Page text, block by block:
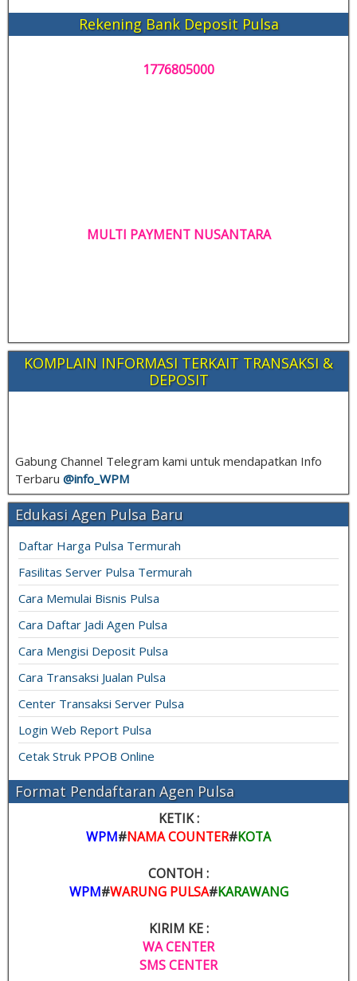
Rekening Bank Deposit Pulsa
1776805000
MULTI PAYMENT NUSANTARA
KOMPLAIN INFORMASI TERKAIT TRANSAKSI &
DEPOSIT
Gabung Channel Telegram kami untuk mendapatkan Info
Terbaru @info_ WPM
Edukasi Agen Pulsa Baru
Daftar Harga Pulsa Termurah
Fasilitas Server Pulsa Termurah
Cara Memulai Bisnis Pulsa
Cara Daftar Jadi Agen Pulsa
Cara Mengisi Deposit Pulsa
Cara Transaksi Jualan Pulsa
Center Transaksi Server Pulsa
Login Web Report Pulsa
Cetak Struk PPOB Online
Format Pendaftaran Agen Pulsa
KETIK :
WPM#NAMA COUNTER#KOTA
CONTOH :
WPM#WARUNG PULSA#KARAWANG
KIRIM KE :
WA CENTER
SMS CENTER